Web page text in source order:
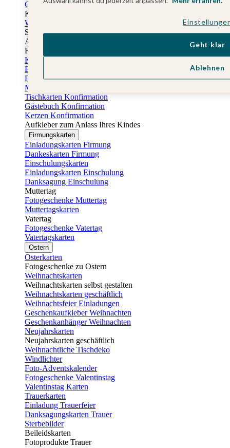
Gästebuch Taufe
Kartenbox Taufe
Willkommensschilder Taufe
Sticker Taufe
Absenderaufkleber Taufe
Fotobuch Taufe
Konfirmationskarten
Einladungskarten Konfirmation
Danksagung Konfirmation
Menükarten Konfirmation
Tischkarten Konfirmation
Gästebuch Konfirmation
Kerzen Konfirmation
Aufkleber zum Anlass Ihres Kindes
Firmungskarten
Einladungskarten Firmung
Dankeskarten Firmung
Einschulungskarten
Einladungskarten Einschulung
Danksagung Einschulung
Muttertag
Fotogeschenke Muttertag
Muttertagskarten
Vatertag
Fotogeschenke Vatertag
Vatertagskarten
Ostern
Osterkarten
Fotogeschenke zu Ostern
Weihnachtskarten
Weihnachtskarten selbst gestalten
Weihnachtskarten geschäftlich
Weihnachtsfeier Einladungen
Geschenkaufkleber Weihnachten
Geschenkanhänger Weihnachten
Neujahrskarten
Neujahrskarten geschäftlich
Weihnachtliche Tischdeko
Windlichter
Foto-Adventskalender
Fotogeschenke Valentinstag
Valentinstag Karten
Trauerkarten
Einladung Trauerfeier
Danksagungskarten Trauer
Sterbebilder
Beileidskarten
Fotoprodukte Trauer
Ablehnen
Geht klar